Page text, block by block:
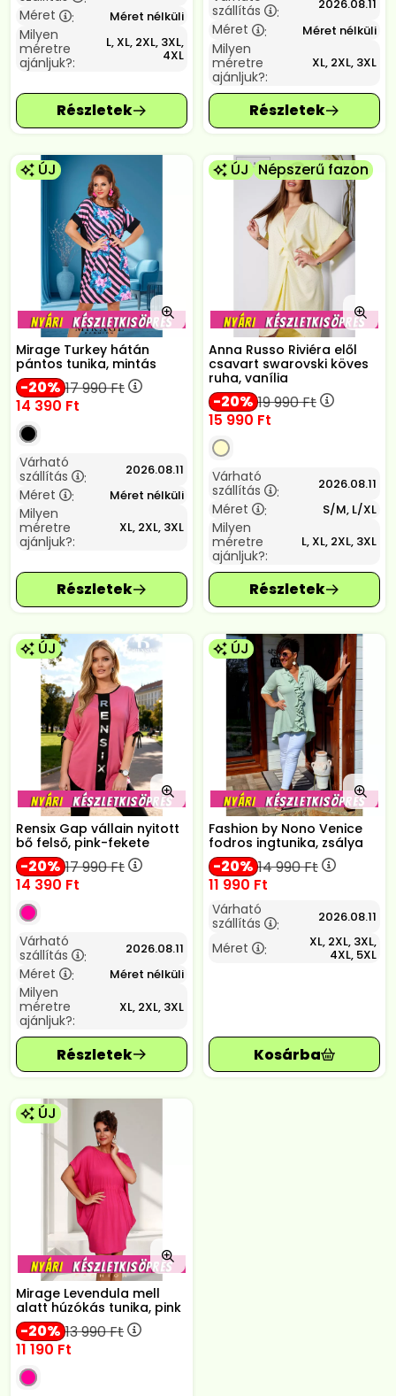
Méret
: Méret nélküli
Milyen
méretre
ajánljuk?:
L, XL, 2XL, 3XL,
4XL
szállítás
: 2026.08.11
Méret : Méret nélküli
Milyen
méretre
ajánljuk?:
XL, 2XL, 3XL
ÚJ
Mirage Turkey hátán
pántos tunika, mintás
20 17 990Ft
14 390 Ft
Várható
szállítás
: 2026.08.11
Méret : Méret nélküli
Milyen
méretre
ajánljuk?:
XL, 2XL, 3XL
ÚJ Népszerű fazon
Anna Russo Riviéra elől
csavart swarovski köves
ruha, vanília
20 19 990Ft
15 990 Ft
Várható
szállítás
: 2026.08.11
Méret : S/M, L/XL
Milyen
méretre
ajánljuk?:
L, XL, 2XL, 3XL
ÚJ
Rensix Gap vállain nyitott
bő felső, pink-fekete
20 17 990Ft
14 390 Ft
Várható
szállítás
: 2026.08.11
Méret : Méret nélküli
Milyen
méretre
ajánljuk?:
XL, 2XL, 3XL
ÚJ
Fashion by Nono Venice
fodros ingtunika, zsálya
20 14 990Ft
11 990 Ft
Várható
szállítás
: 2026.08.11
Méret : XL, 2XL, 3XL,
4XL, 5XL
ÚJ
Mirage Levendula mell
alatt húzókás tunika, pink
20 13 990Ft
11 190 Ft